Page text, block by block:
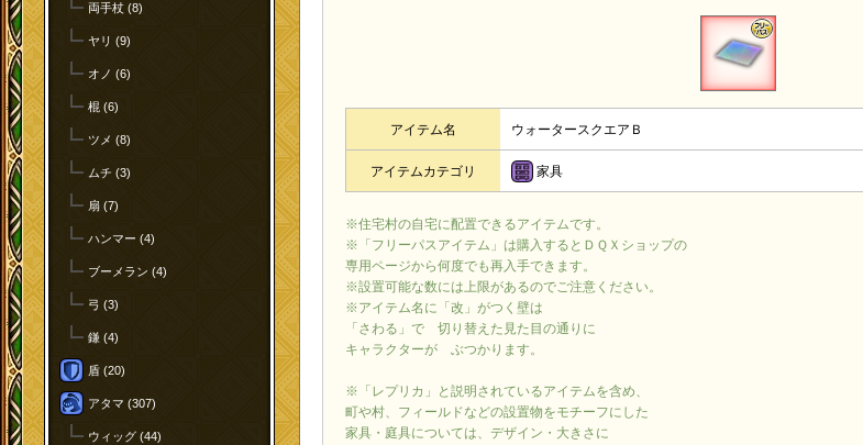
両手杖 (8)
ヤリ (9)
オノ (6)
棍 (6)
ツメ (8)
ムチ (3)
扇 (7)
ハンマー (4)
ブーメラン (4)
弓 (3)
鎌 (4)
盾 (20)
アタマ (307)
ウィッグ (44)
アイテム名 ウォータースクエアＢ
アイテムカテゴリ 家具
※住宅村の自宅に配置できるアイテムです。
※「フリーパスアイテム」は購入するとＤＱＸショップの
専用ページから何度でも再入手できます。
※設置可能な数には上限があるのでご注意ください。
※アイテム名に「改」がつく壁は
「さわる」で 切り替えた見た目の通りに
キャラクターが ぶつかります。
※「レプリカ」と説明されているアイテムを含め、
町や村、フィールドなどの設置物をモチーフにした
家具・庭具については、デザイン・大きさに